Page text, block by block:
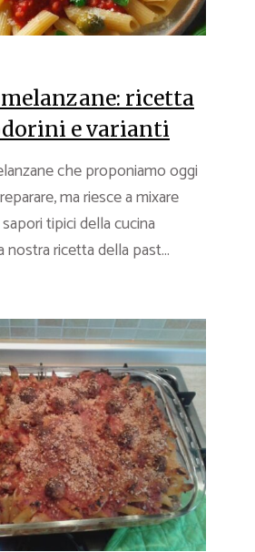
ricetta
e varianti
che proponiamo oggi
ma riesce a mixare
tipici della cucina
nostra ricetta della past...